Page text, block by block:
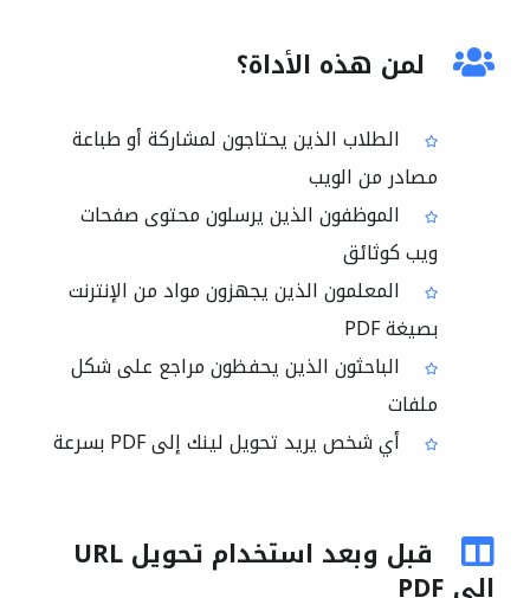
لمن هذه الأداة؟
الطلاب الذين يحتاجون لمشاركة أو طباعة
مصادر من الويب
الموظفون الذين يرسلون محتوى صفحات
ويب كوثائق
المعلمون الذين يجهزون مواد من الإنترنت
بصيغة PDF
الباحثون الذين يحفظون مراجع على شكل
ملفات
أي شخص يريد تحويل لينك إلى PDF بسرعة
قبل وبعد استخدام تحويل URL
إلى PDF